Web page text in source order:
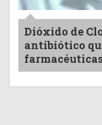
Dióxido de
antibiótico